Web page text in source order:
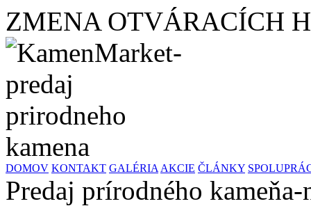
ZMENA OTVÁRACÍCH
DOMOV KONTAKT GALÉRIA AKCIE ČLÁNKY
Predaj prírodného